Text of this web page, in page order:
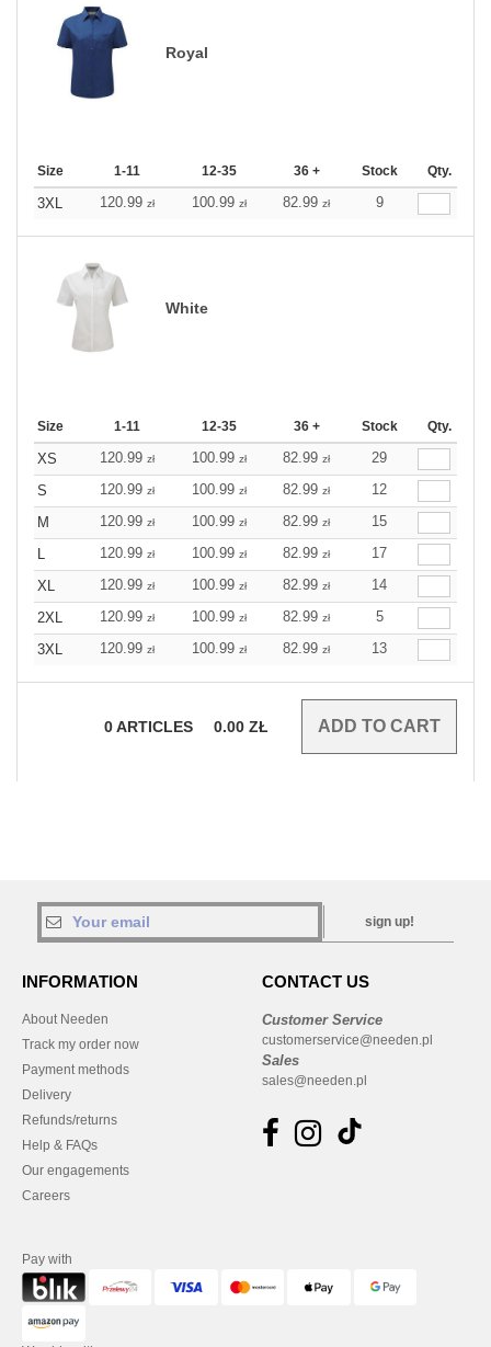
Royal
Size 1-11 12-35 36 + Stock Qty.
3XL 120.99 zł 100.99 zł 82.99 zł 9
White
Size 1-11 12-35 36 + Stock Qty.
XS 120.99 zł 100.99 zł 82.99 zł
29
S
120.99 zł 100.99 zł 82.99 zł
12
M
120.99 zł 100.99 zł 82.99 zł
15
L
120.99 zł 100.99 zł 82.99 zł
17
XL
120.99 zł 100.99 zł 82.99 zł
14
2XL
120.99 zł 100.99 zł 82.99 zł
5
3XL
120.99 zł 100.99 zł 82.99 zł 13
0ARTICLES 0.00 ZŁ
sign up!
INFORMATION
About Needen
Track my order now
Payment methods
Delivery
Refunds/returns
Help & FAQs
Our engagements
Careers
CONTACT US
Customer Service
customerservice@needen.pl
Sales
sales@needen.pl
Pay with